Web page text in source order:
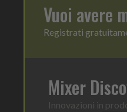
Vuoi avere
Registrati
Mixer
Innovazioni in